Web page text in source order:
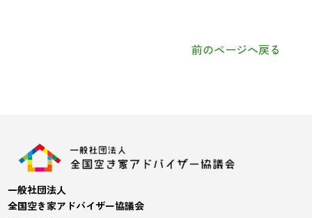
前のページへ戻る
一般社団法人
全国空き家アドバイザー協議会